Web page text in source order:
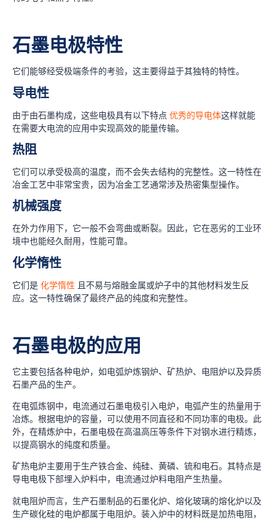
石墨电极特性
它们能够经受极端条件的考验，这主要得益于其独特的特性。
导电性
由于由石墨构成，这些电极具有以下特点 优秀的导电体这样就能
在需要大电流的应用中实现高效的能量传输。
热阻
它们可以承受极高的温度，而不会失去结构的完整性。这一特性在
冶金工艺中非常宝贵，因为冶金工艺通常涉及热密集型操作。
机械强度
在外力作用下，它一般不会弯曲或断裂。因此，它在恶劣的工业环
境中也能经久耐用，性能可靠。
化学惰性
它们是 化学惰性 且不易与熔融金属或炉子中的其他材料发生反
应。这一特性确保了最终产品的纯度和完整性。
石墨电极的应用
它主要包括各种电炉，如电弧炉炼钢炉、矿热炉、电阻炉以及异质
石墨产品的生产。
在电弧炼钢中，电流通过石墨电极引入电炉，电弧产生的热量用于
冶炼。根据电炉的容量，可以使用不同直径和不同功率的电极。此
外，在精炼炉中，石墨电极在高温高压等条件下对钢水进行精炼，
以提高钢水的纯度和质量。
矿热电炉主要用于生产铁合金、纯硅、黄磷、锍和电石。其特点是
导电电极下部埋入炉料中，电流通过炉料电阻产生热量。
就电阻炉而言，生产石墨制品的石墨化炉、熔化玻璃的熔化炉以及
生产碳化硅的电炉都属于电阻炉。装入炉中的材料既是加热电阻，